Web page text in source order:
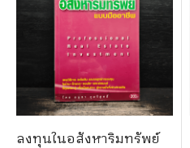
ลงทุนในอสังหาริมทรัพย์